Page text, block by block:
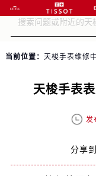
当前位置： 天梭手表维修
天梭手表
发
分享